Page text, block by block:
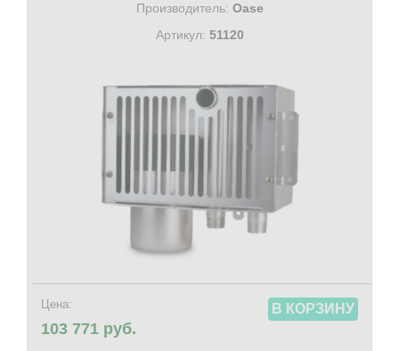
Производитель: Oase
Артикул: 51120
Цена:
103 771 руб.
В КОРЗИНУ